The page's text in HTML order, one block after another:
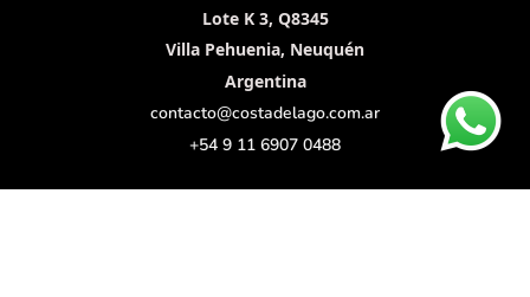
Lote K 3, Q8345
Villa Pehuenia, Neuquén
Argentina
contacto@costadelago.com.ar
+54 9 11 6907 0488